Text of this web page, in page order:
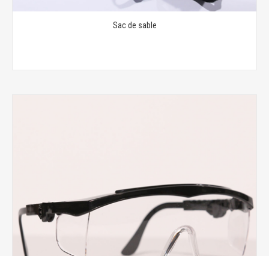
Sac de sable